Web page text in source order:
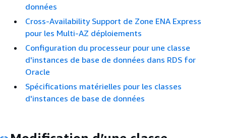
données
Cross-Availability Support de Zone ENA Express
pour les Multi-AZ déploiements
Configuration du processeur pour une classe
d'instances de base de données dans RDS for
Oracle
Spécifications matérielles pour les classes
d'instances de base de données